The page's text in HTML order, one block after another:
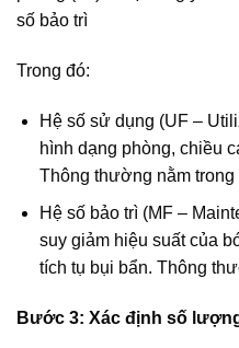
số bảo trì
Trong đó:
Hệ số sử dụng (UF –
hình dạng phòng, chiều
Thông thường nằm trong
Hệ số bảo trì (MF –
suy giảm hiệu suất của
tích tụ bụi bẩn. Thông
Bước 3: Xác định số